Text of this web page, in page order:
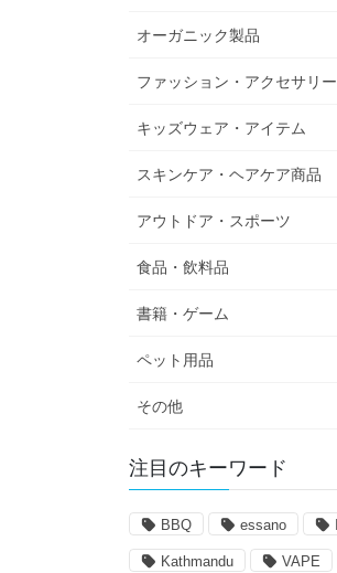
オーガニック製品
ファッション・アクセサリー
キッズウェア・アイテム
スキンケア・ヘアケア商品
アウトドア・スポーツ
食品・飲料品
書籍・ゲーム
ペット用品
その他
注目のキーワード
BBQ essano
Kathmandu VAPE